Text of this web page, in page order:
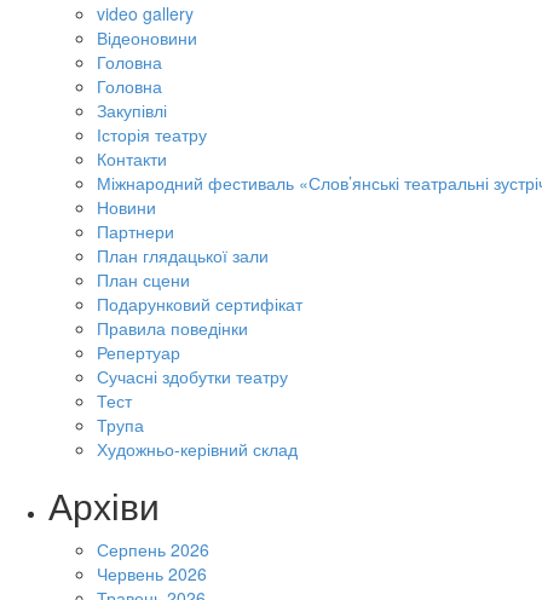
video gallery
Відеоновини
Головна
Головна
Закупівлі
Історія театру
Контакти
Міжнародний фестиваль «Слов’янські театральні
Новини
Партнери
План глядацької зали
План сцени
Подарунковий сертифікат
Правила поведінки
Репертуар
Сучасні здобутки театру
Тест
Трупа
Художньо-керівний склад
Архіви
Серпень 2026
Червень 2026